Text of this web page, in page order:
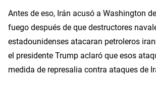
Antes de eso, Irán acusó a Washington
fuego después de que destructores
estadounidenses atacaran petroleros
el presidente Trump aclaró que esos
medida de represalia contra ataques de